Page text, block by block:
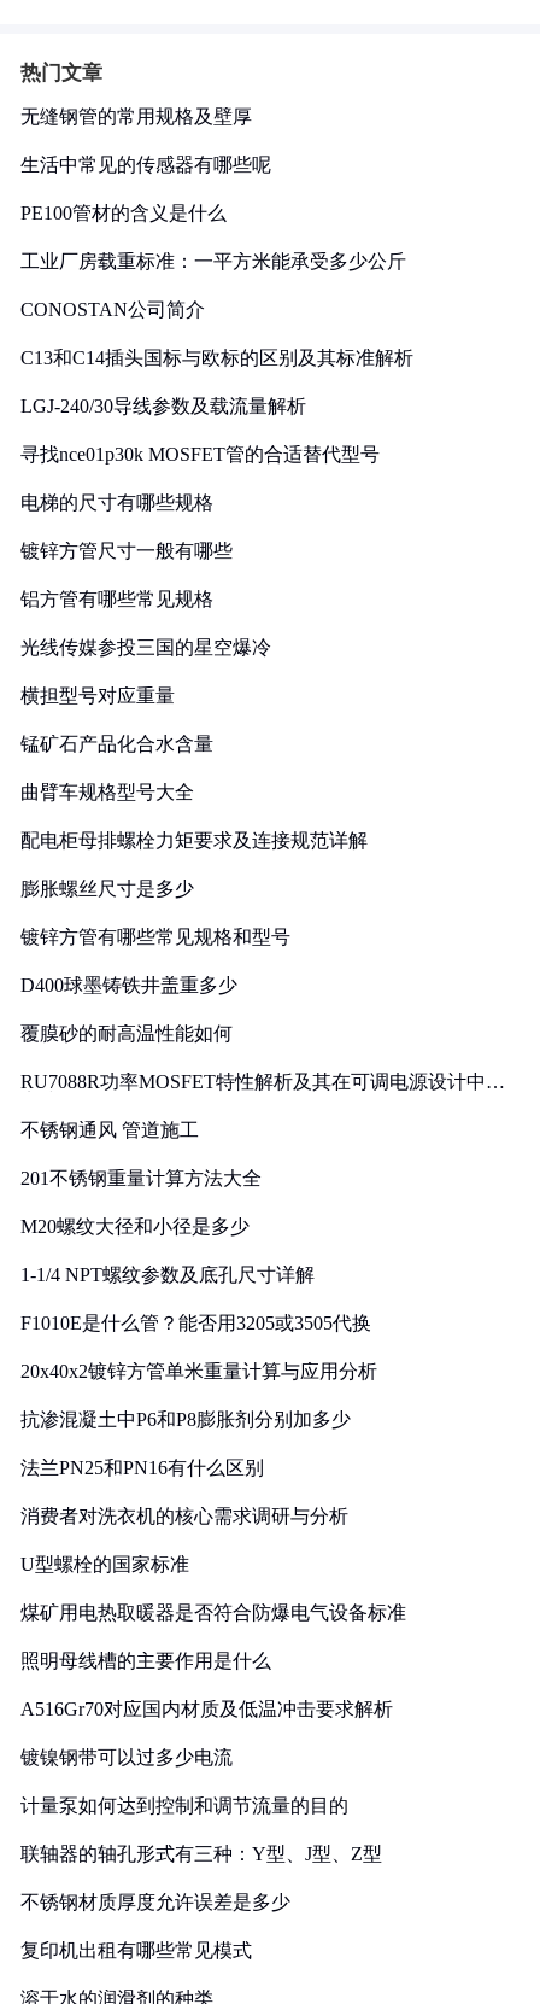
热门文章
无缝钢管的常用规格及壁厚
生活中常见的传感器有哪些呢
PE100管材的含义是什么
工业厂房载重标准：一平方米能承受多少公斤
CONOSTAN公司简介
C13和C14插头国标与欧标的区别及其标准解析
LGJ-240/30导线参数及载流量解析
寻找nce01p30k MOSFET管的合适替代型号
电梯的尺寸有哪些规格
镀锌方管尺寸一般有哪些
铝方管有哪些常见规格
光线传媒参投三国的星空爆冷
横担型号对应重量
锰矿石产品化合水含量
曲臂车规格型号大全
配电柜母排螺栓力矩要求及连接规范详解
膨胀螺丝尺寸是多少
镀锌方管有哪些常见规格和型号
D400球墨铸铁井盖重多少
覆膜砂的耐高温性能如何
RU7088R功率MOSFET特性解析及其在可调电源设计中的
不锈钢通风 管道施工
201不锈钢重量计算方法大全
M20螺纹大径和小径是多少
1-1/4 NPT螺纹参数及底孔尺寸详解
F1010E是什么管？能否用3205或3505代换
20x40x2镀锌方管单米重量计算与应用分析
抗渗混凝土中P6和P8膨胀剂分别加多少
法兰PN25和PN16有什么区别
消费者对洗衣机的核心需求调研与分析
U型螺栓的国家标准
煤矿用电热取暖器是否符合防爆电气设备标准
照明母线槽的主要作用是什么
A516Gr70对应国内材质及低温冲击要求解析
镀镍钢带可以过多少电流
计量泵如何达到控制和调节流量的目的
联轴器的轴孔形式有三种：Y型、J型、Z型
不锈钢材质厚度允许误差是多少
复印机出租有哪些常见模式
溶于水的润滑剂的种类